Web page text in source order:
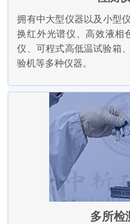
拥有中大型仪器以及小型
换红外光谱仪、高效液相
仪、可程式高低温试验箱
验机等多种仪器。
多所检